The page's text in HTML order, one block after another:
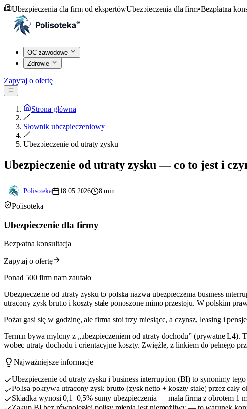
Ubezpieczenia dla firm od ekspertówUbezpieczenia dla firm•Bezpłatna
OC zawodowe
Zdrowie
Zapytaj o ofertę
Strona główna
Słownik ubezpieczeniowy
Ubezpieczenie od utraty zysku
Ubezpieczenie od utraty zysku — co to jest i
Polisoteka 18.05.2026 8 min
Polisoteka
Ubezpieczenie dla firmy
Bezpłatna konsultacja
Zapytaj o ofertę
Ponad 500 firm nam zaufało
Ubezpieczenie od utraty zysku to polska nazwa ubezpieczenia business
utracony zysk brutto i koszty stałe ponoszone mimo przestoju. W polskim
Pożar gasi się w godzinę, ale firma stoi trzy miesiące, a czynsz, leasing i
Termin bywa mylony z „ubezpieczeniem od utraty dochodu” (prywatne L4).
wobec utraty dochodu i orientacyjne koszty. Zwięźle, z linkiem do pełnego
Najważniejsze informacje
Ubezpieczenie od utraty zysku i business interruption (BI) to synonimy
Polisa pokrywa utracony zysk brutto (zysk netto + koszty stałe) przez cały
Składka wynosi 0,1–0,5% sumy ubezpieczenia — mała firma z obrotem 1
Zakup BI bez równoległej polisy mienia jest niemożliwy — to warunek